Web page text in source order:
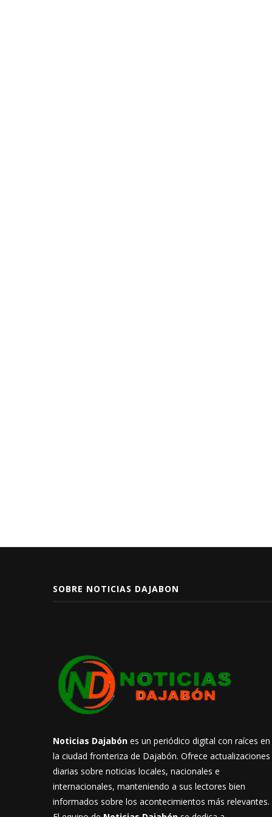
SOBRE NOTICIAS DAJABON
Noticias Dajabón es un periódico digital con raíces en
la ciudad fronteriza de Dajabón. Ofrece actualizaciones
diarias sobre noticias locales, nacionales e
internacionales, manteniendo a sus lectores bien
informados sobre los acontecimientos más relevantes.